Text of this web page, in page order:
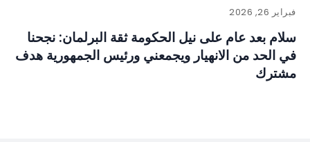
فبراير 26, 2026
سلام بعد عام على نيل الحكومة ثقة البرلمان: نجحنا
في الحد من الانهيار ويجمعني ورئيس الجمهورية هدف
مشترك